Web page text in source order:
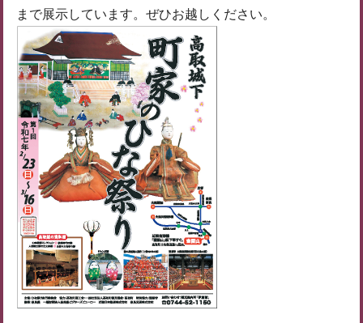
まで展示しています。ぜひお越しください。